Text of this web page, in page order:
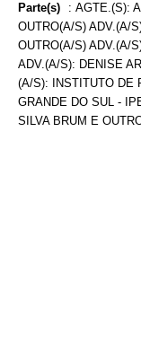
Parte(s) : AGTE.(S):
OUTRO(A/S) ADV.(A/
OUTRO(A/S) ADV.(A/
ADV.(A/S): DENISE
(A/S): INSTITUTO DE
GRANDE DO SUL -
SILVA BRUM E